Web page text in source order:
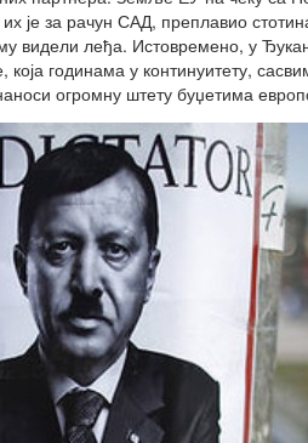
их је за рачун САД, преплавио
видели леђа. Истовремено, у
годинама у континуитету,
огромну штету буџетима